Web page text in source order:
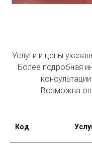
Услуги и цены
Более подробная
Возможна
Код